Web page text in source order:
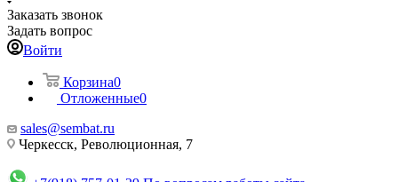
Заказать звонок
Задать вопрос
Войти
Корзина0
Отложенные0
sales@sembat.ru
Черкесск, Революционная, 7